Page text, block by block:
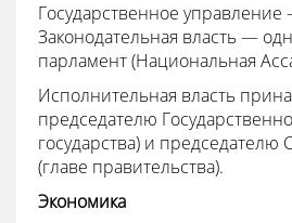
Государственное управление
Законодательная власть —
парламент (Национальная
Исполнительная власть
председателю
государства) и
(главе правительства).
Экономика